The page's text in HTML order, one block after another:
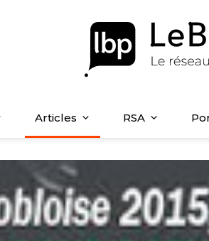
Articles RSA